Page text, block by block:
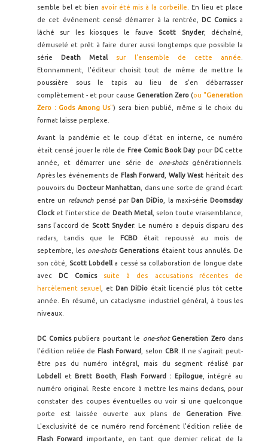
semble bel et bien avoir été mis à la corbeille . En lieu et place
de cet événement censé démarrer à la rentrée, DC Comicsa
lâché sur les kiosques le fauve Scott Snyder, déchaîné,
démuselé et prêt à faire durer aussi longtemps que possible la
série Death Metal sur l'ensemble de cette année
Etonnamment, l'éditeur choisit tout de même de mettre la
poussière sous le tapis au lieu de s'en débarrasser
complètement - et pour cause Generation Zero(ou "Generation
Zero : Gods Among Us") sera bien publié, même si le choix du
format laisse perplexe.
Avant la pandémie et le coup d'état en interne, ce numéro
était censé jouer le rôle de Free Comic Book Day pour DCcette
année, et démarrer une série de
one-shotsgénérationnels.
Après les événements de Flash Forward Wally West héritait des
pouvoirs du Docteur Manhattan , dans une sorte de grand écart
entre un relaunchpensé par Dan DiDio , la maxi-série Doomsday
Clock et l'interstice de Death Metal, selon toute vraisemblance,
sans l'accord de Scott Snyder. Le numéro a depuis disparu des
radars, tandis que le FCBD était repoussé au mois de
septembre, les one-shots Generationsétaient tous annulés. De
son côté,
Scott Lobdella cessé sa collaboration de longue date
avec DC Comics
suite à des accusations récentes de
harcèlement sexuel
, et Dan DiDio était licencié plus tôt cette
année. En résumé, un cataclysme industriel général, à tous les
niveaux.
DC Comicspubliera pourtant le one-shot Generation Zerodans
l'édition reliée de Flash Forward , selon CBR. Il ne s'agirait peut-
être pas du numéro intégral, mais du segment réalisé par
Lobdell et Brett Booth, Flash Forward : Epilogue, intégré au
numéro original. Reste encore à mettre les mains dedans, pour
constater des coupes éventuelles ou voir si une quelconque
porte est laissée ouverte aux plans de Generation Five
L'exclusivité de ce numéro rend forcément l'édition reliée de
Flash Forward
importante, en tant que dernier relicat de la